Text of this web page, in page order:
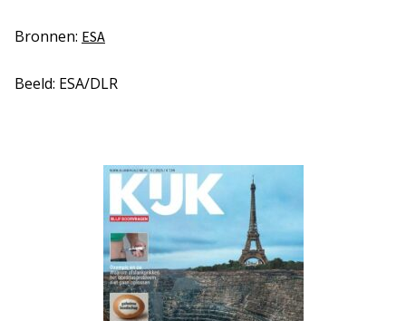
Bronnen: ESA
Beeld: ESA/DLR